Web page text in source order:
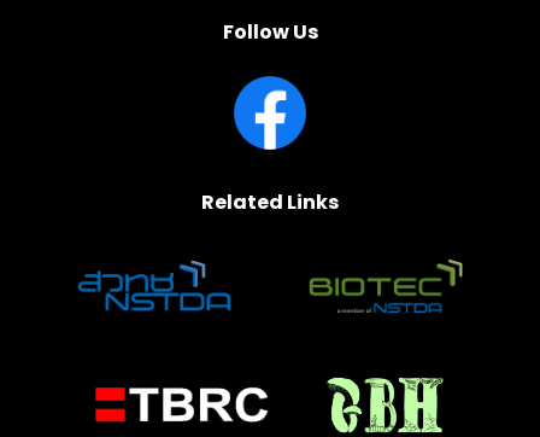
Follow Us
Related Links